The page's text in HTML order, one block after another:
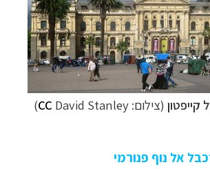
קייפטון (צילום: CC David Stanley)
אל נוף פנורמי